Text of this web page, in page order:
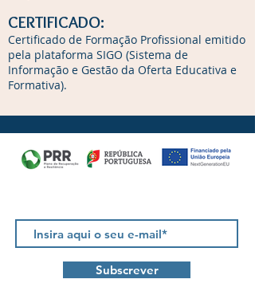
CERTIFICADO:
Certificado de Formação Profissional emitido
pela plataforma SIGO (Sistema de
Informação e Gestão da Oferta Educativa e
Formativa).
Subscrever